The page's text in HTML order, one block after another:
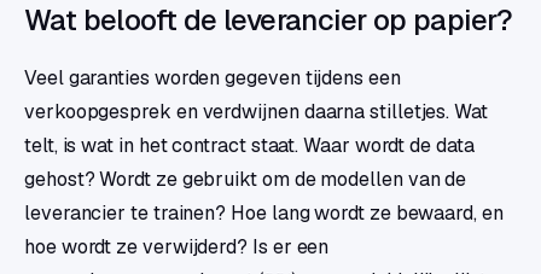
Wat belooft de leverancier op papier?
Veel garanties worden gegeven tijdens een
verkoopgesprek en verdwijnen daarna stilletjes. Wat
telt, is wat in het contract staat. Waar wordt de data
gehost? Wordt ze gebruikt om de modellen van de
leverancier te trainen? Hoe lang wordt ze bewaard, en
hoe wordt ze verwijderd? Is er een